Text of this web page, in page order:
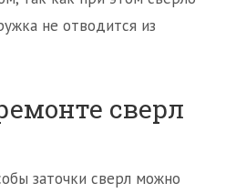
не отводится из
сверл
заточки сверл можно